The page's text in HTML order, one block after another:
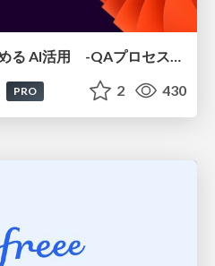
QAと開発の両側から進める AI活用 -QAプロセスAI支援ツールキットと Inner Loop / Outer Loopの取り組み-
PRO 2 430